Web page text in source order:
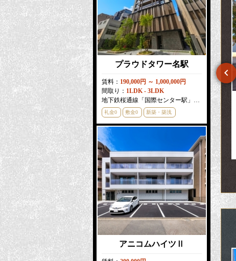
プラウドタワー名駅
賃料： 190,000円 ～ 1,000,000円
間取り： 1LDK - 3LDK
地下鉄桜通線「国際センター駅」徒歩
分
礼金0 敷金0 新築・築浅
アニコムハイツⅡ
パルティール吹上アネックス
料：
56,000円 ～ 58,000円
取り：
下鉄桜通線「吹上駅」徒歩
3 分
敷金0 分譲賃貸
プレサンスグラン栄THE TOWER
賃料：127,360円 ～ 203,060円
間取り：2LDK
分
分譲賃貸